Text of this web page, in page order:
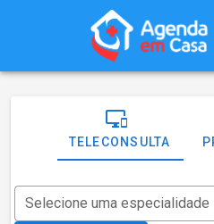
TELECONSULTA
Selecione uma especialidade